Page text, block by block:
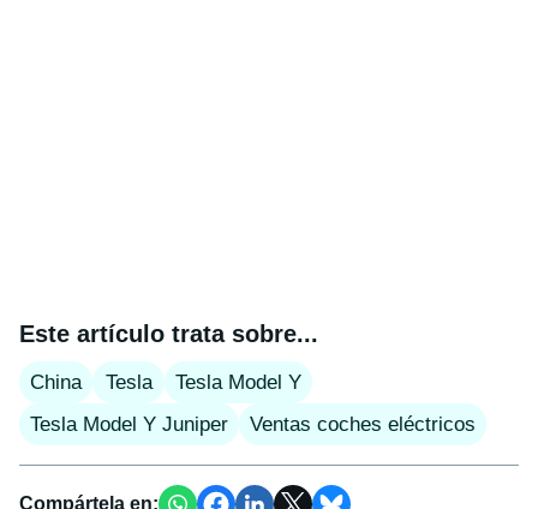
Este artículo trata sobre...
China Tesla
Tesla Model Y
Tesla Model Y Juniper
Ventas coches eléctricos
Compártela en: